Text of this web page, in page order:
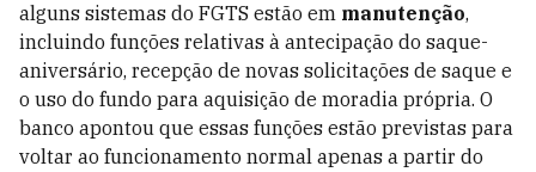
alguns sistemas do FGTS estão em manutenção,
incluindo funções relativas à antecipação do saque-
aniversário, recepção de novas solicitações de saque e
o uso do fundo para aquisição de moradia própria. O
banco apontou que essas funções estão previstas para
voltar ao funcionamento normal apenas a partir do